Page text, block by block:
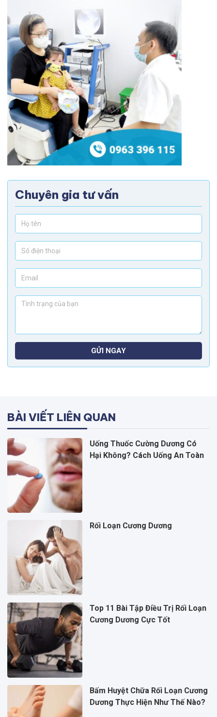
Chuyên gia tư vấn
GỬI NGAY
BÀI VIẾT LIÊN QUAN
Uống Thuốc Cường Dương Có
Hại Không? Cách Uống An Toàn
Rối Loạn Cương Dương
Top 11 Bài Tập Điều Trị Rối Loạn
Cương Dương Cực Tốt
Bấm Huyệt Chữa Rối Loạn Cương
Dương Thực Hiện Như Thế Nào?